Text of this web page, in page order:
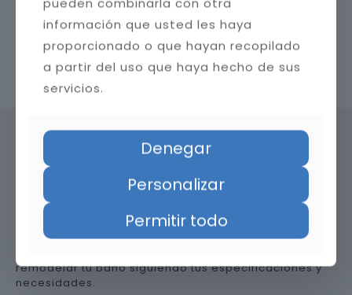
Contacta con nosotros
Precio de reformar el baño en
remodelar tu baño siguiendo tus especificaciones y
necesidades.
información que usted les haya
proporcionado o que hayan recopilado
a partir del uso que haya hecho de sus
servicios.
Denegar
Personalizar
Permitir todo